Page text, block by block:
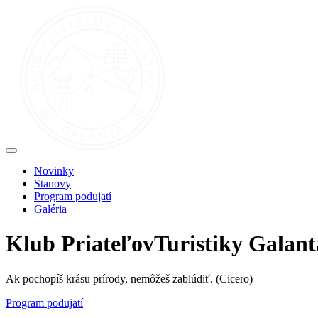
Novinky
Stanovy
Program podujatí
Galéria
Klub PriateľovTuristiky
Ak pochopíš krásu prírody, nemôžeš zablúdiť. (Cicero)
Program podujatí